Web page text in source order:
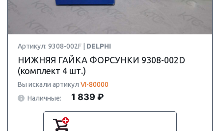
Артикул: 9308-002F | DELPHI
НИЖНЯЯ ГАЙКА ФОРСУНКИ 9308-002D
(комплект 4 шт.)
Вы искали артикул VI-80000
Наличные:
1 839 ₽